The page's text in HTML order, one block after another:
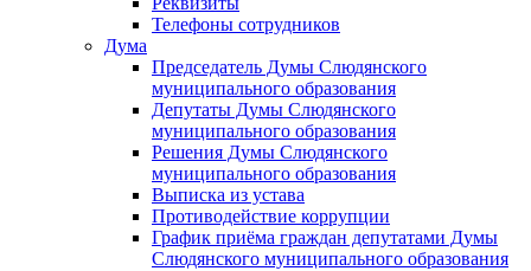
Телефоны сотрудников
Дума
Председатель Думы Слюдянского
муниципального образования
Депутаты Думы Слюдянского
муниципального образования
Решения Думы Слюдянского
муниципального образования
Выписка из устава
Противодействие коррупции
График приёма граждан депутатами Думы
Слюдянского муниципального образования